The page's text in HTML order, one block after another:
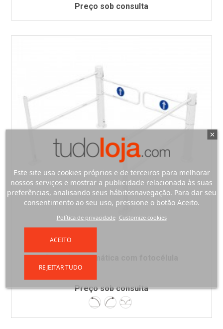
Preço sob consulta
Cancela automática com fotocélula
Preço sob consulta
Esquerda
DireitaDupla
Este site usa cookies próprios e de terceiros para melhorar
nossos serviços e mostrar a publicidade relacionada às suas
preferências, analisando seus hábitosnavegação. Para dar seu
consentimento ao seu uso, pressione o botão Aceito.
Política de privacidade Customize cookies
REJEITAR TUDO
ACEITO